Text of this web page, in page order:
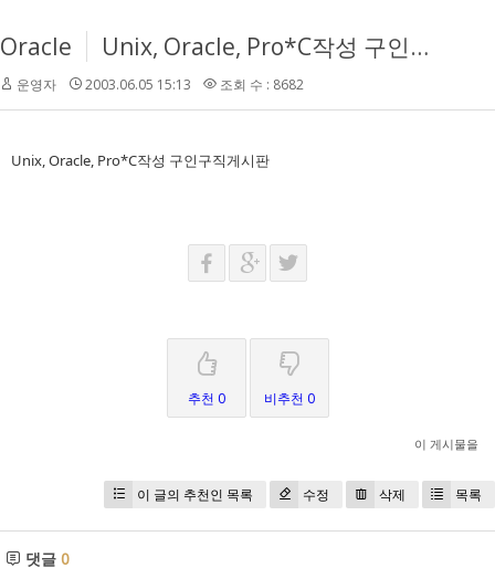
Oracle Unix, Oracle, Pro*C작성 구인구직게시판
운영자 2003.06.05 15:13 조회 수 : 8682
Unix, Oracle, Pro*C작성 구인구직게시판
추천 0 비추천 0
이 게시물을
이 글의 추천인 목록 수정 삭제 목록
댓글 0